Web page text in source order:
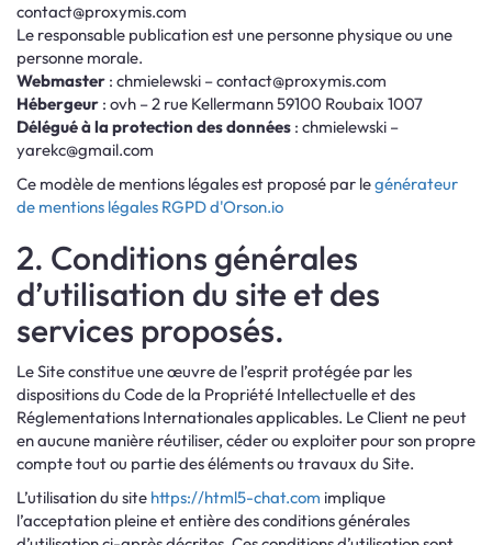
contact@proxymis.com
Le responsable publication est une personne physique ou une
personne morale.
Webmaster : chmielewski –contact@proxymis.com
Hébergeur : ovh – 2 rue Kellermann 59100 Roubaix 1007
Délégué à la protection des données : chmielewski –
yarekc@gmail.com
Ce modèle de mentions légales est proposé par legénérateur
de mentions légales RGPD d'Orson.io
2. Conditions générales
d’utilisation du site et des
services proposés.
Le Site constitue une œuvre de l’esprit protégée par les
dispositions du Code de la Propriété Intellectuelle et des
Réglementations Internationales applicables. Le Client ne peut
en aucune manière réutiliser, céder ou exploiter pour son propre
compte tout ou partie des éléments ou travaux du Site.
L’utilisation du site https://html5-chat.com implique
l’acceptation pleine et entière des conditions générales